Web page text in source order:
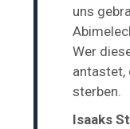
uns
Wer
antastet,
sterben.
Isaaks